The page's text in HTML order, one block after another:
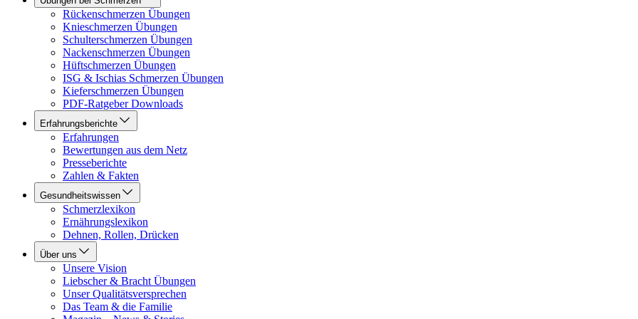
Rückenschmerzen Übungen
Knieschmerzen Übungen
Schulterschmerzen Übungen
Nackenschmerzen Übungen
Hüftschmerzen Übungen
ISG & Ischias Schmerzen Übungen
Kieferschmerzen Übungen
PDF-Ratgeber Downloads
Erfahrungsberichte
Erfahrungen
Bewertungen aus dem Netz
Presseberichte
Zahlen & Fakten
Gesundheitswissen
Schmerzlexikon
Ernährungslexikon
Dehnen, Rollen, Drücken
Über uns
Unsere Vision
Liebscher & Bracht Übungen
Unser Qualitätsversprechen
Das Team & die Familie